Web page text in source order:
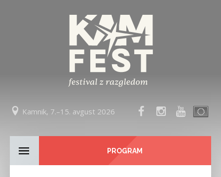
Kamnik, 7.–15. avgust 2026
PROGRAM